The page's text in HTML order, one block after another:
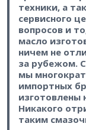
техники, а
сервисного
вопросов и
масло
ничем не
за рубежом.
мы
импортных
изготовлены
Никакого
таким